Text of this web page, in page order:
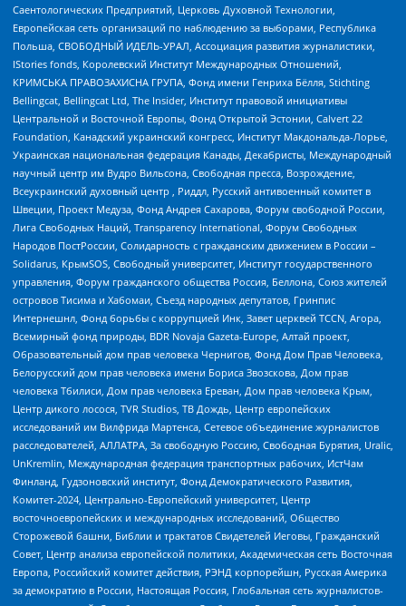
Саентологических Предприятий, Церковь Духовной Технологии,
Европейская сеть организаций по наблюдению за выборами, Республика
Польша, СВОБОДНЫЙ ИДЕЛЬ-УРАЛ, Ассоциация развития журналистики,
IStories fonds, Королевский Институт Международных Отношений,
КРИМСЬКА ПРАВОЗАХИСНА ГРУПА, Фонд имени Генриха Бёлля, Stichting
Bellingcat, Bellingcat Ltd, The Insider, Институт правовой инициативы
Центральной и Восточной Европы, Фонд Открытой Эстонии, Calvert 22
Foundation, Канадский украинский конгресс, Институт Макдональда-Лорье,
Украинская национальная федерация Канады, Декабристы, Международный
научный центр им Вудро Вильсона, Свободная пресса, Возрождение,
Всеукраинский духовный центр , Риддл, Русский антивоенный комитет в
Швеции, Проект Медуза, Фонд Андрея Сахарова, Форум свободной России,
Лига Свободных Наций, Transparеncy International, Форум Свободных
Народов ПостРоссии, Солидарность с гражданским движением в России –
Solidarus, КрымSOS, Свободный университет, Институт государственного
управления, Форум гражданского общества Россия, Беллона, Союз жителей
островов Тисима и Хабомаи, Съезд народных депутатов, Гринпис
Интернешнл, Фонд борьбы с коррупцией Инк, Завет церквей TCCN, Агора,
Всемирный фонд природы, BDR Novaja Gazeta-Europe, Алтай проект,
Образовательный дом прав человека Чернигов, Фонд Дом Прав Человека,
Белорусский дом прав человека имени Бориса Звозскова, Дом прав
человека Тбилиси, Дом прав человека Ереван, Дом прав человека Крым,
Центр дикого лосося, TVR Studios, ТВ Дождь, Центр европейских
исследований им Вилфрида Мартенса, Сетевое объединение журналистов
расследователей, АЛЛАТРА, За свободную Россию, Свободная Бурятия, Uralic,
UnKremlin, Международная федерация транспортных рабочих, ИстЧам
Финланд, Гудзоновский институт, Фонд Демократического Развития,
Комитет-2024, Центрально-Европейский университет, Центр
восточноевропейских и международных исследований, Общество
Сторожевой башни, Библии и трактатов Свидетелей Иеговы, Гражданский
Совет, Центр анализа европейской политики, Академическая сеть Восточная
Европа, Российский комитет действия, РЭНД корпорейшн, Русская Америка
за демократию в России, Настоящая Россия, Глобальная сеть журналистов-